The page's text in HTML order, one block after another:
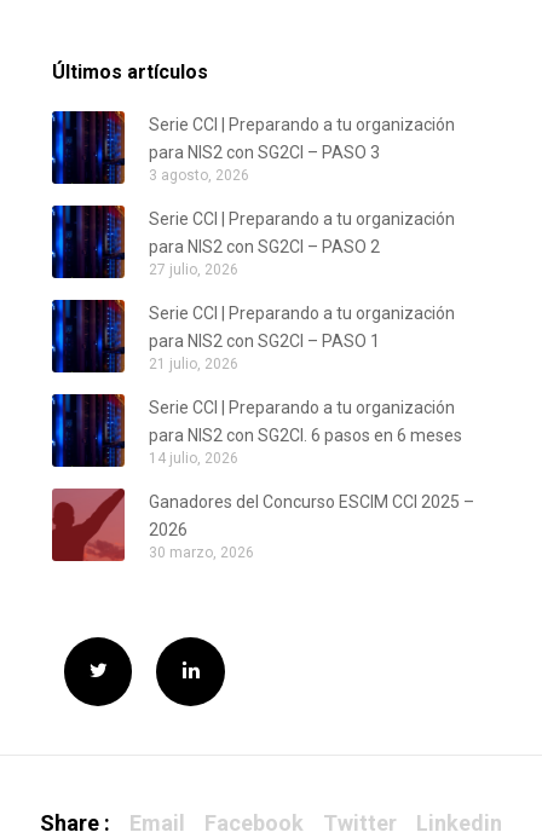
Últimos artículos
Serie CCI | Preparando a tu organización
para NIS2 con SG2CI – PASO 3
3 agosto, 2026
Serie CCI | Preparando a tu organización
para NIS2 con SG2CI – PASO 2
27 julio, 2026
Serie CCI | Preparando a tu organización
para NIS2 con SG2CI – PASO 1
21 julio, 2026
Serie CCI | Preparando a tu organización
para NIS2 con SG2CI. 6 pasos en 6 meses
14 julio, 2026
Ganadores del Concurso ESCIM CCI 2025 –
2026
30 marzo, 2026
Share : Email Facebook Twitter Linkedin